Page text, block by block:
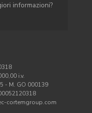
informazioni?
i.v.
- M. GO 000139
cortemgroup.com